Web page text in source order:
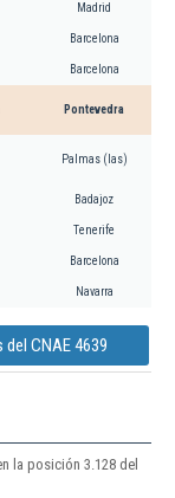
Madrid
Barcelona
Barcelona
Pontevedra
Palmas (las)
Badajoz
Tenerife
Barcelona
Navarra
del CNAE 4639
la posición 3.128 del